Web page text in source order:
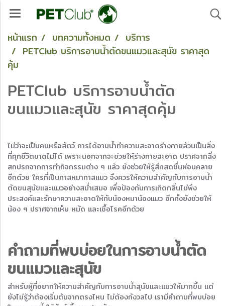
หน้าแรก บทความทั้งหมด
บริการ
PETClub บริการอาบน้ำตัดขนแมวและสุนัข ราคาสุด
คุ้ม
PETClub บริการอาบน้ำตัด
ขนแมวและสุนัข ราคาสุดคุ้ม
ไม่ว่าจะเป็นคนหรือสัตว์ การได้อาบน้ำทำความสะอาดร่างกายล้วนเป็นสิ่ง
ที่ทุกชีวิตขาดไม่ได้ เพราะนอกจากจะช่วยให้ร่างกายสะอาด ปราศจากสิ่ง
สกปรกจากการทำกิจกรรมต่าง ๆ แล้ว ยังช่วยให้รู้สึกสดชื่นผ่อนคลาย
อีกด้วย ใครที่เป็นทาสหมาทาสแมว จึงควรให้ความสำคัญกับการอาบน้ำ
ตัดขนสุนัขและแมวอย่างสม่ำเสมอ เพื่อป้องกันการเกิดกลิ่นไม่พึง
ประสงค์และรักษาความสะอาดให้กับน้องหมาน้องแมว อีกทั้งยังช่วยให้
น้อง ๆ ปราศจากเห็บ หมัด และเชื้อโรคอีกด้วย
คำถามที่พบบ่อยในการอาบน้ำตัด
ขนแมวและสุนัข
สำหรับผู้ที่อยากให้ความสำคัญกับการอาบน้ำสุนัขและแมวให้มากขึ้น แต่
ยังไม่รู้ว่าต้องเริ่มต้นจากตรงไหน ไม่ต้องกังวลไป เรามีคำถามที่พบบ่อย